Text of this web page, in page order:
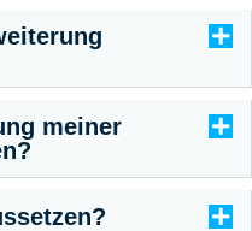
meiner